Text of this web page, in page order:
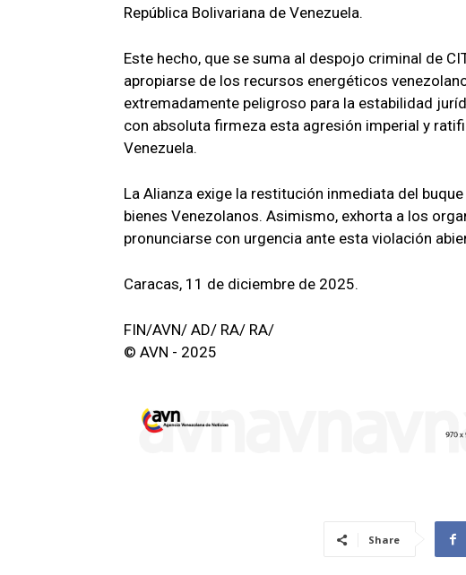
República Bolivariana de Venezuela.
Este hecho, que se suma al despojo criminal de
apropiarse de los recursos energéticos
extremadamente peligroso para la estabilidad
con absoluta firmeza esta agresión imperial y
Venezuela.
La Alianza exige la restitución inmediata del
bienes Venezolanos. Asimismo, exhorta a los
pronunciarse con urgencia ante esta violación
Caracas, 11 de diciembre de 2025.
FIN/AVN/ AD/ RA/ RA/
© AVN - 2025
Share